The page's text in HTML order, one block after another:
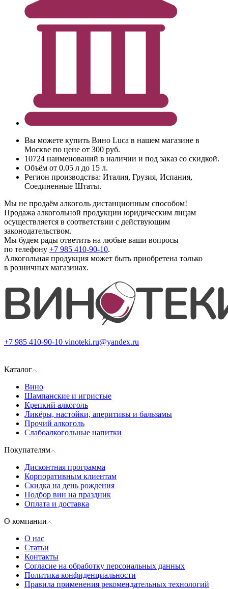
Вы можете купить Вино Luca в нашем магазине в
Москве по цене от 300 руб.
10724 наименований в наличии и под заказ со скидкой.
Объём от 0.05 л до 15 л.
Регион производства: Италия, Грузия, Испания,
Соединенные Штаты.
Мы не продаём алкоголь дистанционным способом!
Продажа алкогольной продукции юридическим лицам
осуществляется в соответствии с действующим
законодательством.
Мы будем рады ответить на любые ваши вопросы
по телефону +7 985 410-90-10.
Алкогольная продукция может быть приобретена только
в розничных магазинах.
+7 985 410-90-10 vinoteki.ru@yandex.ru
Каталог
Вино
Шампанские и игристые
Крепкий алкоголь
Ликёры, настойки, аперитивы и бальзамы
Прочий алкоголь
Слабоалкогольные напитки
Покупателям
Дисконтная программа
Корпоративным клиентам
Скидка на день рождения
Подбор вин на праздник
Оплата и доставка
О компании
О нас
Статьи
Контакты
Согласие на обработку персональных данных
Политика конфиденциальности
Правила применения рекомендательных технологий